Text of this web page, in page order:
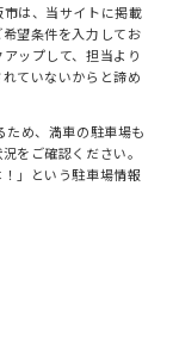
は、当サイトに掲載
望条件を入力してお
ップして、担当より
ていないからと諦め
ため、満車の駐車場も
をご確認ください。
」という駐車場情報